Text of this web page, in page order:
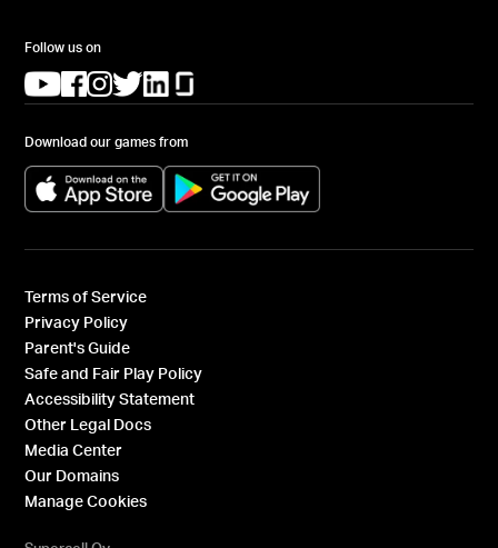
Follow us on
(opens in a new tab)
(opens in a new tab)
(opens in a new tab)
(opens in a new tab)
(opens in a new tab)
Download our games from
(opens in a new tab) (opens in a new tab)
Terms of Service
Privacy Policy
Parent's Guide
Safe and Fair Play Policy
Accessibility Statement
Other Legal Docs
Media Center
Our Domains
Manage Cookies